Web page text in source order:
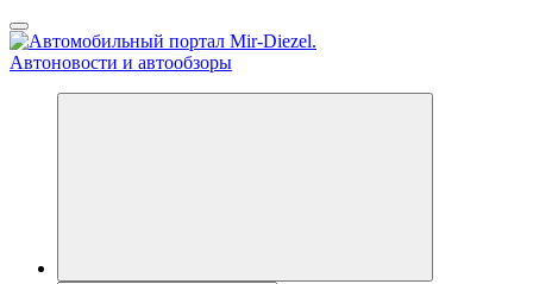
Перейти
к
содержанию
Справочник автомобилиста. Обзор новинок популярных